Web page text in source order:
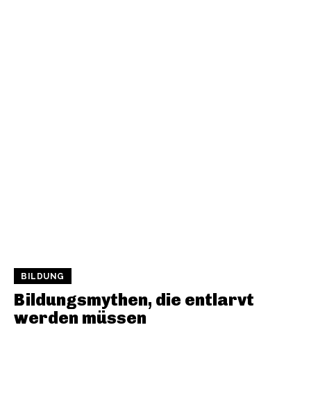
BILDUNG
Bildungsmythen, die entlarvt
werden müssen